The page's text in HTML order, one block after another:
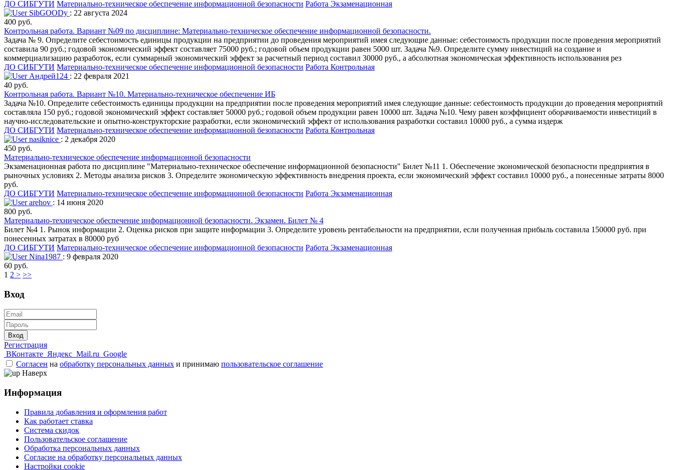
ДО СИБГУТИ Материально-техническое обеспечение информационной безопасности Работа Экзаменационная
SibGOODy : 22 августа 2024
400 руб.
Контрольная работа. Вариант №09 по дисциплине: Материально-техническое обеспечение информационной безопасности.
Задача № 9. Определите себестоимость единицы продукции на предприятии до проведения мероприятий имея следующие данные: себестоимость продукции после проведения мероприятий
составила 90 руб.; годовой экономический эффект составляет 75000 руб.; годовой объем продукции равен 5000 шт. Задача №9. Определите сумму инвестиций на создание и
коммерциализацию разработок, если суммарный экономический эффект за расчетный период составил 30000 руб., а абсолютная экономическая эффективность использования рез
ДО СИБГУТИ Материально-техническое обеспечение информационной безопасности Работа Контрольная
Андрей124 : 22 февраля 2021
40 руб.
Контрольная работа. Вариант №10. Материально-техническое обеспечение ИБ
Задача №10. Определите себестоимость единицы продукции на предприятии после проведения мероприятий имея следующие данные: себестоимость продукции до проведения мероприятий
составляла 150 руб.; годовой экономический эффект составляет 50000 руб.; годовой объем продукции равен 10000 шт. Задача №10. Чему равен коэффициент оборачиваемости инвестиций в
научно-исследовательские и опытно-конструкторские разработки, если экономический эффект от использования разработки составил 10000 руб., а сумма издерж
ДО СИБГУТИ Материально-техническое обеспечение информационной безопасности Работа Контрольная
nasiknice : 2 декабря 2020
450 руб.
Материально-техническое обеспечение информационной безопасности
Экзаменационная работа по дисциплине "Материально-техническое обеспечение информационной безопасности" Билет №11 1. Обеспечение экономической безопасности предприятия в
рыночных условиях 2. Методы анализа рисков 3. Определите экономическую эффективность внедрения проекта, если экономический эффект составил 10000 руб., а понесенные затраты 8000
руб.
ДО СИБГУТИ Материально-техническое обеспечение информационной безопасности Работа Экзаменационная
arehov : 14 июня 2020
800 руб.
Материально-техническое обеспечение информационной безопасности. Экзамен. Билет № 4
Билет №4 1. Рынок информации 2. Оценка рисков при защите информации 3. Определите уровень рентабельности на предприятии, если полученная прибыль составила 150000 руб. при
понесенных затратах в 80000 руб
ДО СИБГУТИ Материально-техническое обеспечение информационной безопасности Работа Экзаменационная
Nina1987 : 9 февраля 2020
60 руб.
1 2 > >>
Вход
Вход
Регистрация
ВКонтакте Яндекс Mail.ru Google
Согласен на обработку персональных данных и принимаю пользовательское соглашение
Наверх
Информация
Правила добавления и оформления работ
Как работает ставка
Система скидок
Пользовательское соглашение
Обработка персональных данных
Согласие на обработку персональных данных
Настройки cookie